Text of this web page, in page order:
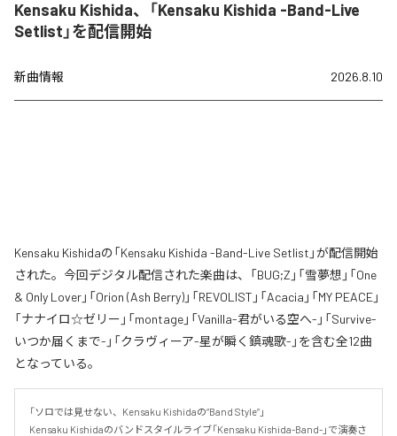
Kensaku Kishida、「Kensaku Kishida -Band-Live
Setlist」を配信開始
新曲情報 2026.8.10
Kensaku Kishidaの「Kensaku Kishida -Band-Live Setlist」が配信開始
された。今回デジタル配信された楽曲は、「BUG;Z」「雪夢想」「One
& Only Lover」「Orion (Ash Berry)」「REVOLIST」「Acacia」「MY PEACE」
「ナナイロ☆ゼリー」「montage」「Vanilla-君がいる空へ-」「Survive-
いつか届くまで-」「クラヴィーア-星が瞬く鎮魂歌-」を含む全12曲
となっている。
「ソロでは見せない、Kensaku Kishidaの“Band Style”」
Kensaku Kishidaのバンドスタイルライブ「Kensaku Kishida-Band-」で演奏さ